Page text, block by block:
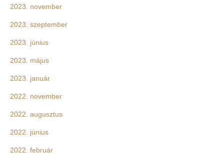
2023. november
2023. szeptember
2023. június
2023. május
2023. január
2022. november
2022. augusztus
2022. június
2022. február